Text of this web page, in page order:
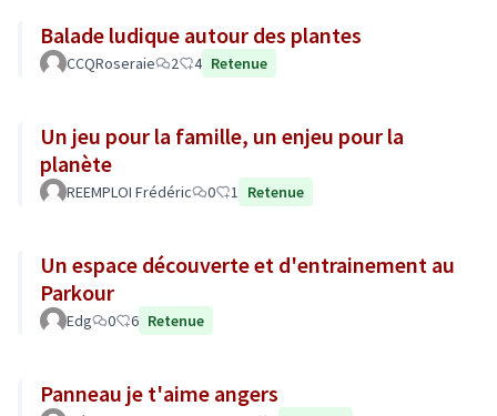
Balade ludique autour des plantes
CCQRoseraie 2 4 Retenue
Un jeu pour la famille, un enjeu pour la
planète
REEMPLOI Frédéric 0 1 Retenue
Un espace découverte et d'entrainement au
Parkour
Edg 0 6 Retenue
Panneau je t'aime angers